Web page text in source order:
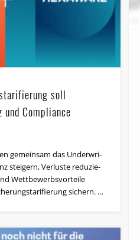
soll
Compliance
ge­mein­sam das Un­der­wri­
stei­gern, Ver­lus­te re­du­zie­
Wett­be­werbs­vor­tei­le
si­chern. …